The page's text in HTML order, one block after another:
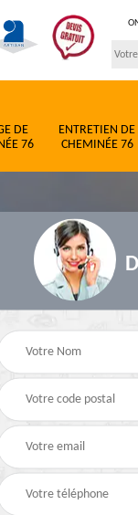
DE
76
ENTRETIEN DE
CHEMINÉE 76